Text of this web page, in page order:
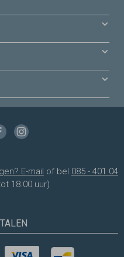
E-mail of bel 085 - 401 04
18.00 uur)